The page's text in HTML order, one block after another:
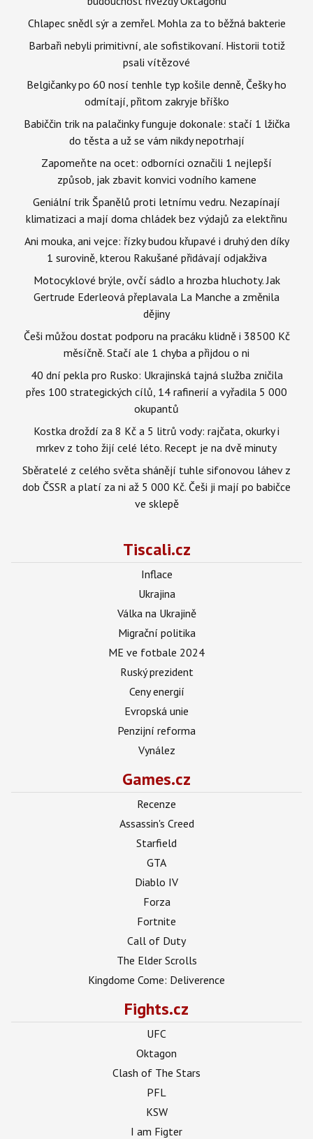
Chlapec snědl sýr a zemřel. Mohla za to běžná bakterie
Barbaři nebyli primitivní, ale sofistikovaní. Historii totiž
psali vítězové
Belgičanky po 60 nosí tenhle typ košile denně, Češky ho
odmítají, přitom zakryje bříško
Babiččin trik na palačinky funguje dokonale: stačí 1 lžička
do těsta a už se vám nikdy nepotrhají
Zapomeňte na ocet: odborníci označili 1 nejlepší
způsob, jak zbavit konvici vodního kamene
Geniální trik Španělů proti letnímu vedru. Nezapínají
klimatizaci a mají doma chládek bez výdajů za elektřinu
Ani mouka, ani vejce: řízky budou křupavé i druhý den díky
1 surovině, kterou Rakušané přidávají odjakživa
Motocyklové brýle, ovčí sádlo a hrozba hluchoty. Jak
Gertrude Ederleová přeplavala La Manche a změnila
dějiny
Češi můžou dostat podporu na pracáku klidně i 38500 Kč
měsíčně. Stačí ale 1 chyba a přijdou o ni
40 dní pekla pro Rusko: Ukrajinská tajná služba zničila
přes 100 strategických cílů, 14 rafinerií a vyřadila 5 000
okupantů
Kostka droždí za 8 Kč a 5 litrů vody: rajčata, okurky i
mrkev z toho žijí celé léto. Recept je na dvě minuty
Sběratelé z celého světa shánějí tuhle sifonovou láhev z
dob ČSSR a platí za ni až 5 000 Kč. Češi ji mají po babičce
ve sklepě
Tiscali.cz
Inflace
Ukrajina
Válka na Ukrajině
Migrační politika
ME ve fotbale 2024
Ruský prezident
Ceny energií
Evropská unie
Penzijní reforma
Vynález
Games.cz
Recenze
Assassin's Creed
Starfield
GTA
Diablo IV
Forza
Fortnite
Call of Duty
The Elder Scrolls
Kingdome Come: Deliverence
Fights.cz
UFC
Oktagon
Clash of The Stars
PFL
KSW
I am Figter